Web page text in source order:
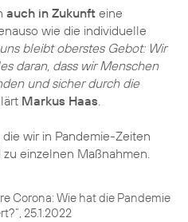
auch in Zukunft eine
wie die individuelle
bleibt oberstes Gebot: Wir
daran, dass wir Menschen
und sicher durch die
Markus Haas.
wir in Pandemie-Zeiten
einzelnen Maßnahmen.
Corona: Wie hat die Pandemie
25.1.2022